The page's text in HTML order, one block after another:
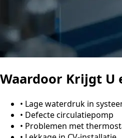
Waardoor Krijgt U
• Lage waterdruk in
• Defecte circulatiepomp
• Problemen met